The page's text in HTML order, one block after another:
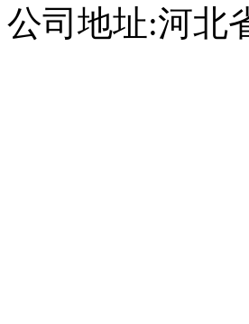
公司地址:河北